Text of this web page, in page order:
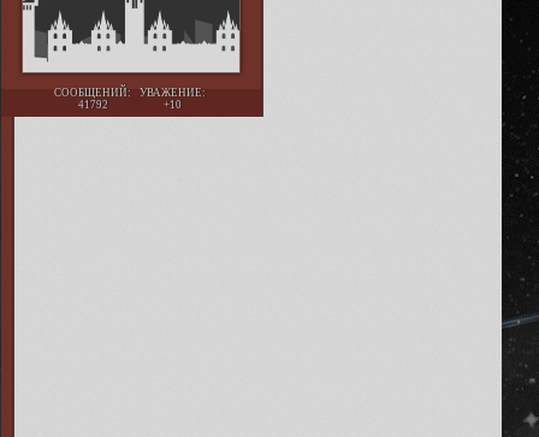
СООБЩЕНИЙ:
41792
УВАЖЕНИЕ:
+10